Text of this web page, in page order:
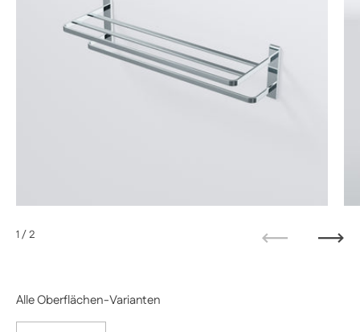
Alle Oberflächen-Varianten
1/ 2